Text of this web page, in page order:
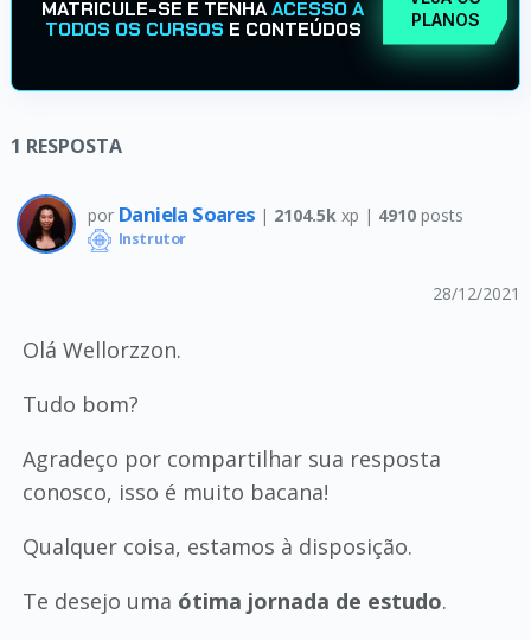
MATRICULE-SE E TENHAACESSO A
TODOS OS CURSOS E CONTEÚDOS
PLANOS
1 RESPOSTA
por Daniela Soares | 2104.5k xp | 4910posts
Instrutor
28/12/2021
Olá Wellorzzon.
Tudo bom?
Agradeço por compartilhar sua resposta
conosco, isso é muito bacana!
Qualquer coisa, estamos à disposição.
Te desejo uma ótima jornada de estudo.